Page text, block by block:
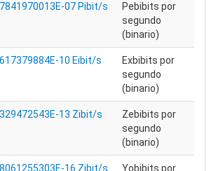
07 Pibit/s
Pebibits por
segundo
(binario)
10 Eibit/s
Exbibits por
segundo
(binario)
13 Zibit/s
Zebibits por
segundo
(binario)
16 Zibit/s
Yobibits por